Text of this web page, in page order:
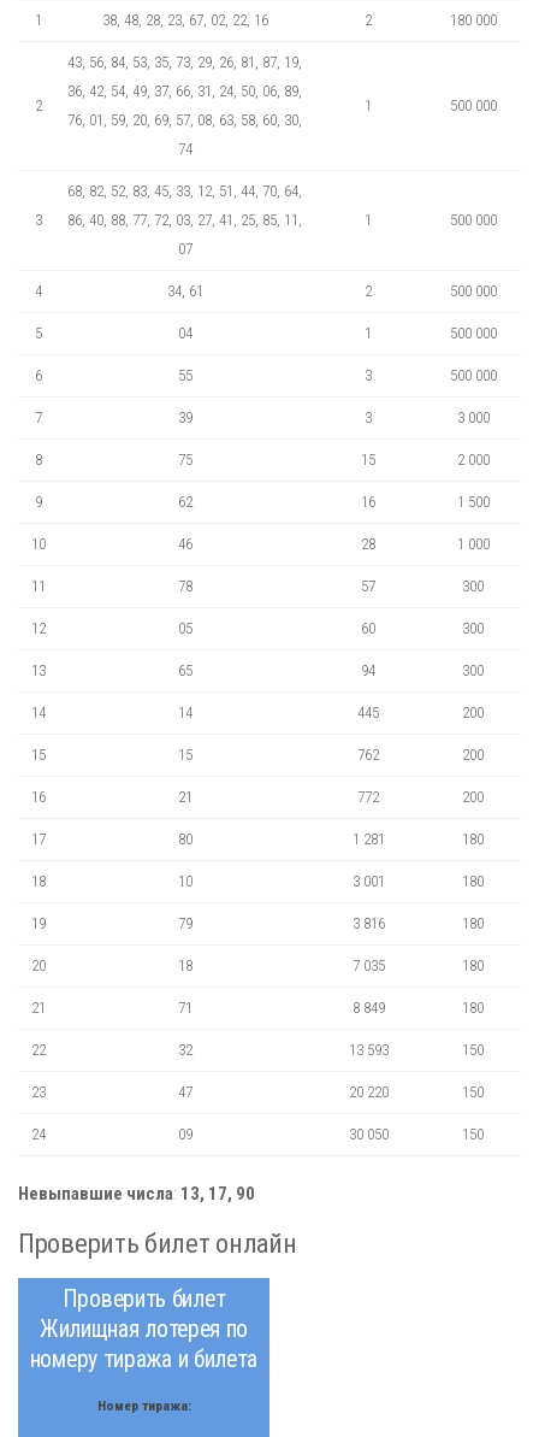
1 38, 48, 28, 23, 67, 02, 22, 16 2 180 000
2
43, 56, 84, 53, 35, 73, 29, 26, 81, 87, 19,
36, 42, 54, 49, 37, 66, 31, 24, 50, 06, 89,
76, 01, 59, 20, 69, 57, 08, 63, 58, 60, 30,
74
1 500 000
3
68, 82, 52, 83, 45, 33, 12, 51, 44, 70, 64,
86, 40, 88, 77, 72, 03, 27, 41, 25, 85, 11,
07
1 500 000
4 34, 61 2 500 000
5 04 1 500 000
6 55 3 500 000
7 39 3 3 000
8 75 15 2 000
9 62 16 1 500
10 46 28 1 000
11 78 57 300
12 05 60 300
13 65 94 300
14 14 445 200
15 15 762 200
16 21 772 200
17 80 1 281 180
18 10 3 001 180
19 79 3 816 180
20 18 7 035 180
21 71 8 849 180
22 32 13 593 150
23 47 20 220 150
24 09 30 050 150
Невыпавшие числа: 13, 17, 90
Проверить билет онлайн
Проверить билет
Жилищная лотерея по
номеру тиража и билета
Номер тиража: